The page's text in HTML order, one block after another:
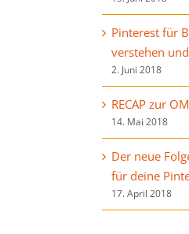
Pinterest für
verstehen
2. Juni 2018
RECAP zur
14. Mai 2018
Der neue
für deine
17. April 2018